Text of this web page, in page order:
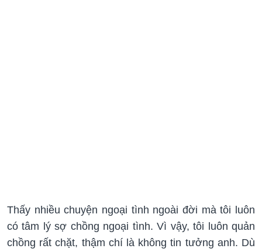
Thấy nhiều chuyện ngoại tình ngoài đời mà tôi luôn
có tâm lý sợ chồng ngoại tình. Vì vậy, tôi luôn quản
chồng rất chặt, thậm chí là không tin tưởng anh. Dù